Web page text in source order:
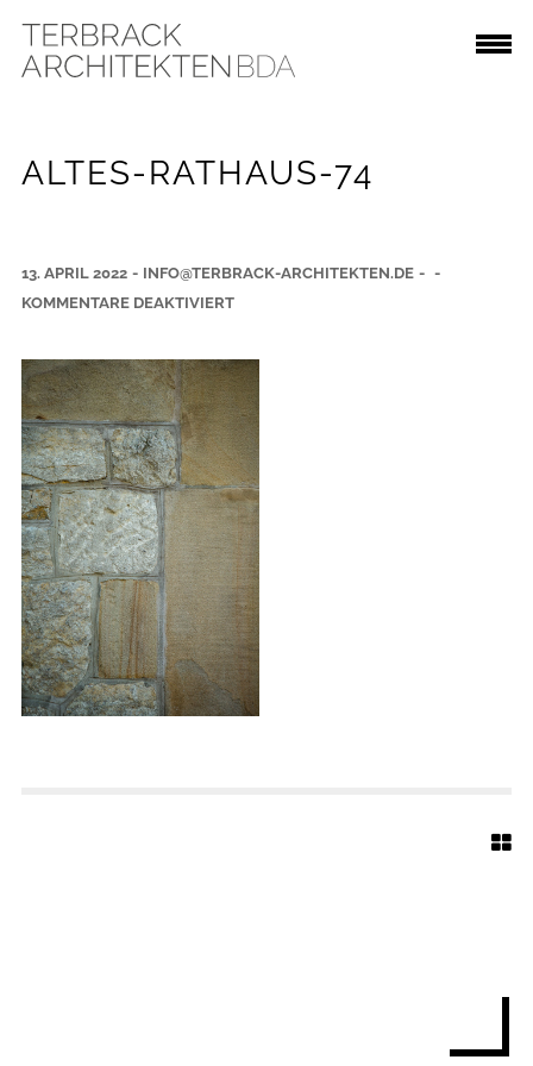
ALTES-RATHAUS-74
13. APRIL 2022 - INFO@TERBRACK-ARCHITEKTEN.DE - -
KOMMENTARE DEAKTIVIERTF
A
L
T
E
S
-
R
A
T
H
A
U
S
-
7
4